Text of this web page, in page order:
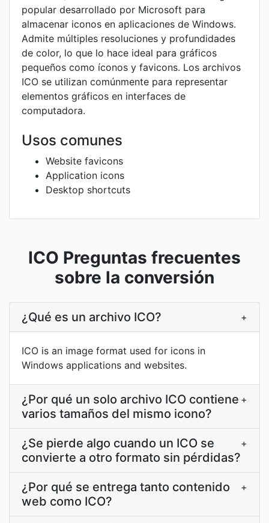
popular desarrollado por Microsoft para
almacenar iconos en aplicaciones de Windows.
Admite múltiples resoluciones y profundidades
de color, lo que lo hace ideal para gráficos
pequeños como íconos y favicons. Los archivos
ICO se utilizan comúnmente para representar
elementos gráficos en interfaces de
computadora.
Usos comunes
Website favicons
Application icons
Desktop shortcuts
ICO Preguntas frecuentes
sobre la conversión
¿Qué es un archivo ICO? +
ICO is an image format used for icons in
Windows applications and websites.
¿Por qué un solo archivo ICO contiene
varios tamaños del mismo icono?
+
¿Se pierde algo cuando un ICO se
convierte a otro formato sin pérdidas?
+
¿Por qué se entrega tanto contenido
web como ICO?
+